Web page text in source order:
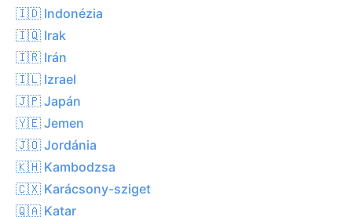
🇮🇩 Indonézia
🇮🇶 Irak
🇮🇷 Irán
🇮🇱 Izrael
🇯🇵 Japán
🇾🇪 Jemen
🇯🇴 Jordánia
🇰🇭 Kambodzsa
🇨🇽 Karácsony-sziget
🇶🇦 Katar